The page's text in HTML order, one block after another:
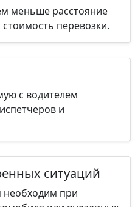
меньше расстояние
перевозки.
с водителем
и
ситуаций
необходим при